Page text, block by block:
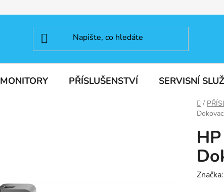
MONITORY PŘÍSLUŠENSTVÍ SERVISNÍ
Domů
/